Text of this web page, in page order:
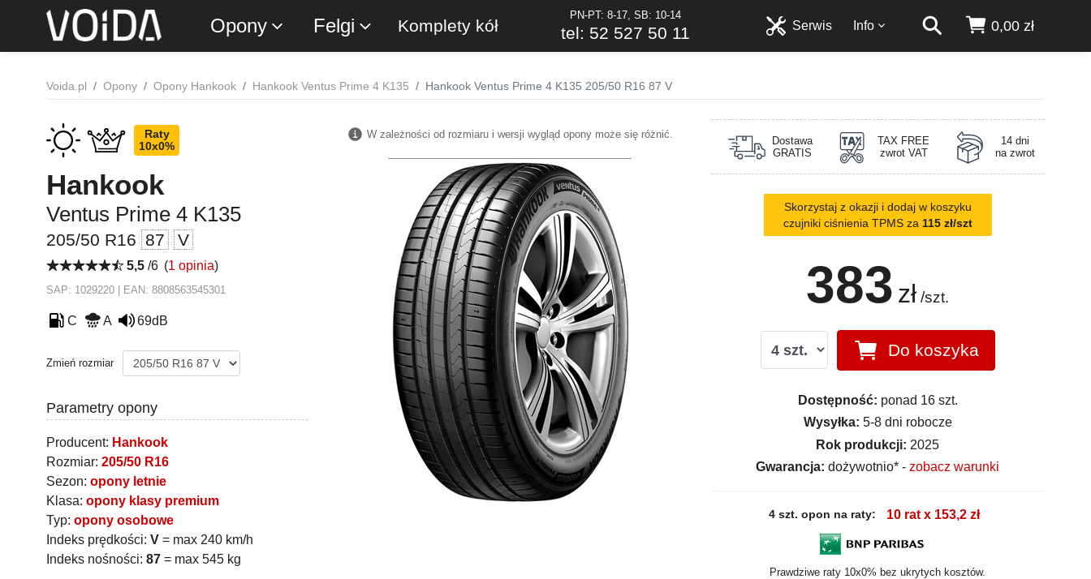
Opony Felgi Komplety kół
PN-PT: 8-17, SB: 10-14
tel: 52 527 50 11 0,00 zł
Info
Serwis
Voida.pl Opony Opony Hankook Hankook Ventus Prime 4 K135 Hankook Ventus Prime 4 K135 205/50 R16 87 V
Raty
10x0%
Hankook
Ventus Prime 4 K135
205/50 R16 87 V
5,5 /6 (1 opinia)
SAP: 1029220 | EAN: 8808563545301
C A 69dB
Zmień rozmiar
Parametry opony
Producent: Hankook
Rozmiar: 205/50 R16
Sezon: opony letnie
Klasa: opony klasy premium
Typ: opony osobowe
Indeks prędkości: V = max 240 km/h
Indeks nośności: 87 = max 545 kg
W zależności od rozmiaru i wersji wygląd opony może się różnić.
Dostawa
GRATIS
TAX FREE
zwrot VAT
14 dni
na zwrot
Skorzystaj z okazji i dodaj w koszyku
czujniki ciśnienia TPMS za 115 zł/szt
383 zł /szt.
Do koszyka
Dostępność: ponad 16 szt.
Wysyłka: 5-8 dni robocze
Rok produkcji: 2025
Gwarancja: dożywotnio* -zobacz warunki
4 szt. opon na raty: 10 rat x 153,2 zł
Prawdziwe raty 10x0% bez ukrytych kosztów.